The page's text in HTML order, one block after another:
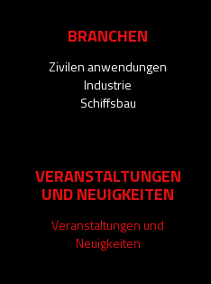
BRANCHEN
Zivilen anwendungen
Industrie
Schiffsbau
VERANSTALTUNGEN
UND NEUIGKEITEN
Veranstaltungen und
Neuigkeiten